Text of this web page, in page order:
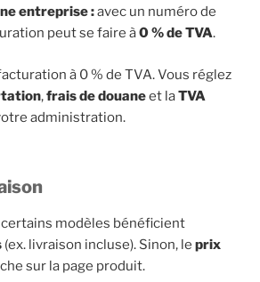
entreprise :avec un numéro de
peut se faire à0 % de TVA.
à 0 % de TVA. Vous réglez
,frais de douaneet laTVA
administration.
certains modèles bénéficient
(ex. livraison incluse). Sinon, le prix
sur la page produit.